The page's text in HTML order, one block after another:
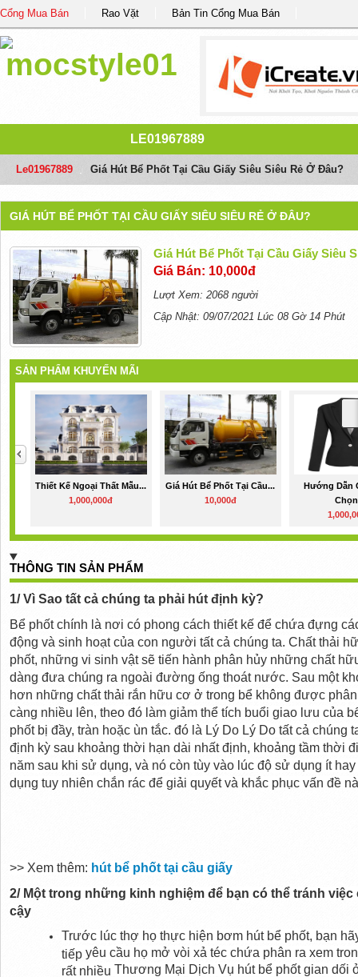
Cổng Mua Bán Rao Vặt Bản Tin Cổng Mua Bán
LE01967889
Le01967889 Giá Hút Bể Phốt Tại Cầu Giấy Siêu Siêu Rẻ Ở Đâu?
GIÁ HÚT BỂ PHỐT TẠI CẦU GIẤY SIÊU SIÊU RẺ Ở ĐÂU?
Giá Hút Bể Phốt Tại Cầu Giấy Siêu
Giá Bán: 10,000đ
Lượt Xem: 2068 người
Cập Nhật: 09/07/2021 Lúc 08 Gờ 14 Phút
SẢN PHẨM KHUYẾN MÃI
Thiết Kế Ngoại Thất Mẫu...
1,000,000đ
Giá Hút Bể Phốt Tại Cầu...
10,000đ
Hướng Dẫn
THÔNG TIN SẢN PHẨM
1/Vì Sao tất cả chúng taphải hút định kỳ?
Bể phốtchính là nơi có phong cách thiết kếđể chứa đựng
động và sinh hoạtcủa con người tất cả chúng ta. Chất thải
phốt, những vi sinh vậtsẽ tiến hành phân hủy những chất
dàng đưa chúng ra ngoài đường ống thoát nước. Sau một
hơn những chất thải rắn hữu cơ ở trong bể không đượcphân
càng nhiều lên, theo đólàm giảm thể tích buổi giao lưu của
phốt bị đầy, tràn hoặc ùn tắc. đó là Lý Do Lý Do tất cả chúng
định kỳ sau khoảng thời hạn dài nhất định, khoảng tầm thời
nămsau khi sử dụng, và nó còn tùy vào lúcđộ sử dụng ít
dụng tuy nhiên chắn rác để giải quyết và khắc phục vấn đề
>> Xem thêm: hút bể phốt tại cầu giấy
2/ Một trong những kinh nghiệmđể bạn có thể tránh việc
cậy
Trước lúcthợ họ thực hiện bơm hút bể phốt, bạn
tiếp yêu cầu họ mở vòi xả téc chứa phân ra xem
rất nhiều Thương Mại Dịch Vụ hút bể phốtgian dối